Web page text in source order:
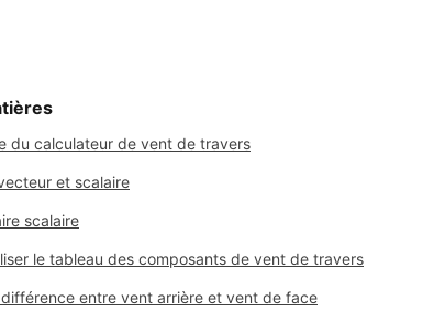
du calculateur de vent de travers
et scalaire
scalaire
le tableau des composants de vent de travers
différence entre vent arrière et vent de face